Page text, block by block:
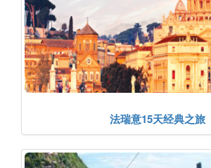
法瑞意15天经典之旅